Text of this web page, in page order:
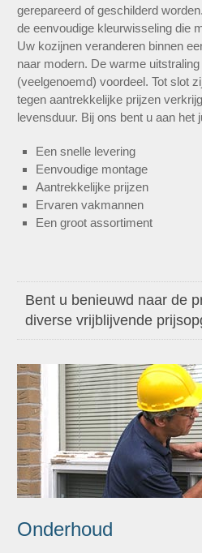
gerepareerd of geschilderd
de eenvoudige kleurwisseling die
Uw kozijnen veranderen binnen
naar modern. De warme
(veelgenoemd) voordeel. Tot slot
tegen aantrekkelijke prijzen
levensduur. Bij ons bent u aan het
Een snelle levering
Eenvoudige montage
Aantrekkelijke prijzen
Ervaren vakmannen
Een groot assortiment
Bent u benieuwd naar de
diverse vrijblijvende
Onderhoud